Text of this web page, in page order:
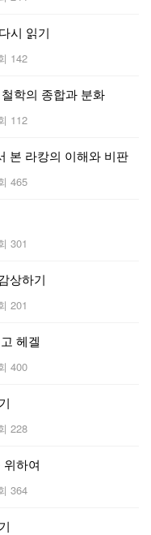
시 읽기
142
학의 종합과 분화
112
본 라캉의 이해와 비판
465
301
상하기
201
헤겔
400
228
하여
364